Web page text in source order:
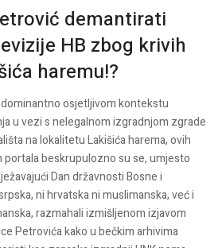
demantirati
HB zbog krivih
haremu!?
osjetljivom kontekstu
u vezi s nelegalnom izgradnjom zgrade
na lokalitetu Lakišića harema, ovih
beskrupulozno su se, umjesto
Dan državnosti Bosne i
ni hrvatska ni muslimanska, već i
razmahali izmišljenom izjavom
Petrovića kako u bečkim arhivima